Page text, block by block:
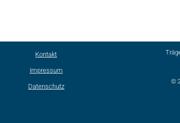
Kontakt
Impressum
Datenschutz
©